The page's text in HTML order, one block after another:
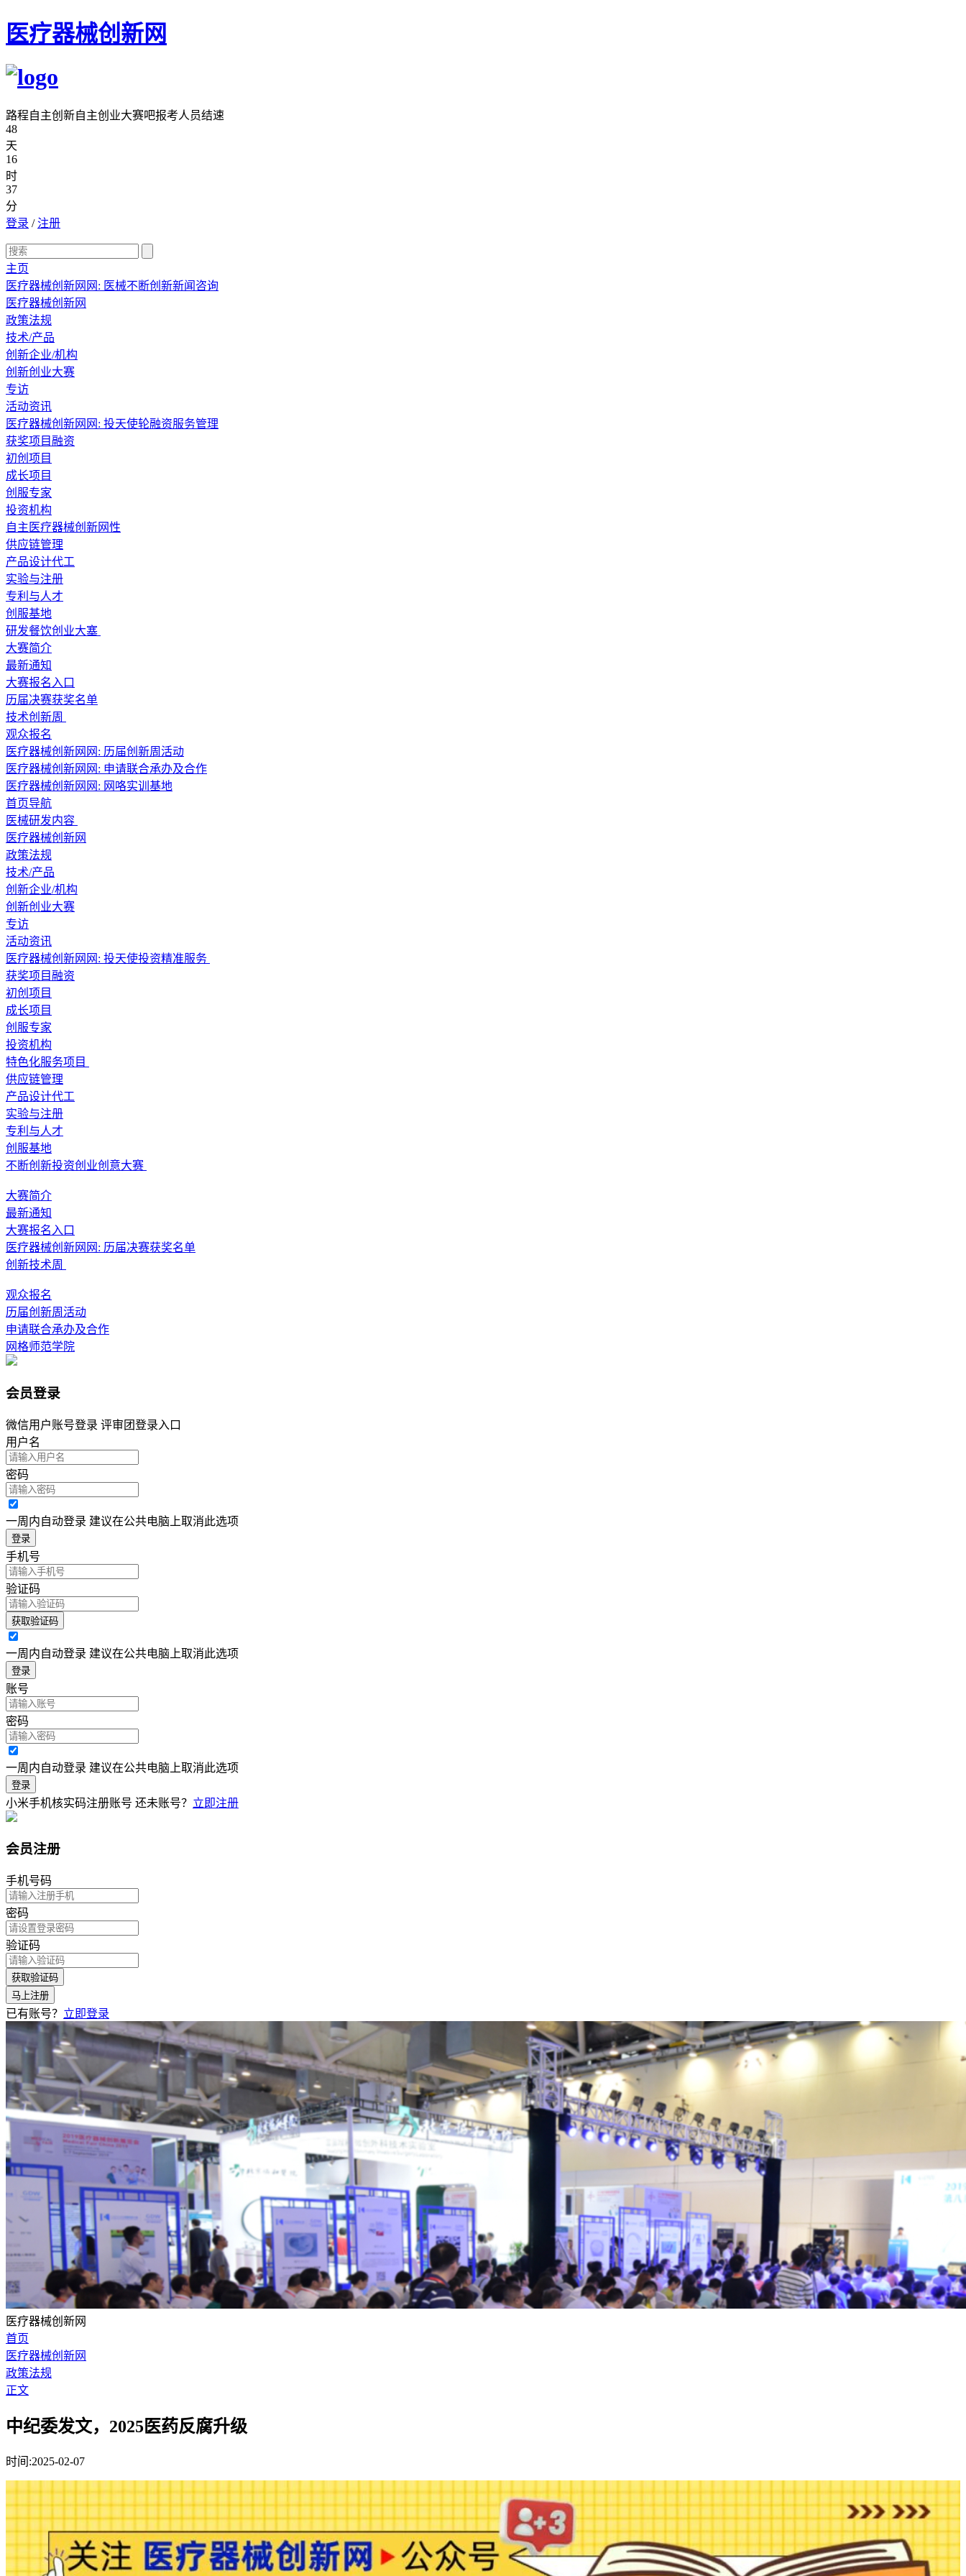
医疗器械创新网
路程自主创新自主创业大赛吧报考人员结速
48
天
16
时
37
分
登录 /注册
主页
医疗器械创新网网: 医械不断创新新闻咨询
医疗器械创新网
政策法规
技术/产品
创新企业/机构
创新创业大赛
专访
活动资讯
医疗器械创新网网: 投天使轮融资服务管理
获奖项目融资
初创项目
成长项目
创服专家
投资机构
自主医疗器械创新网性
供应链管理
产品设计代工
实验与注册
专利与人才
创服基地
研发餐饮创业大塞
大赛简介
最新通知
大赛报名入口
历届决赛获奖名单
技术创新周
观众报名
医疗器械创新网网: 历届创新周活动
医疗器械创新网网: 申请联合承办及合作
医疗器械创新网网: 网咯实训基地
首页导航
医械研发内容
医疗器械创新网
政策法规
技术/产品
创新企业/机构
创新创业大赛
专访
活动资讯
医疗器械创新网网: 投天使投资精准服务
获奖项目融资
初创项目
成长项目
创服专家
投资机构
特色化服务项目
供应链管理
产品设计代工
实验与注册
专利与人才
创服基地
不断创新投资创业创意大赛
大赛简介
最新通知
大赛报名入口
医疗器械创新网网: 历届决赛获奖名单
创新技术周
观众报名
历届创新周活动
申请联合承办及合作
网格师范学院
会员登录
微信用户账号登录 评审团登录入口
用户名
密码
一周内自动登录 建议在公共电脑上取消此选项
登录
手机号
验证码
获取验证码
一周内自动登录 建议在公共电脑上取消此选项
登录
账号
密码
一周内自动登录 建议在公共电脑上取消此选项
登录
小米手机核实码注册账号 还未账号？ 立即注册
会员注册
手机号码
密码
验证码
获取验证码
马上注册
已有账号？ 立即登录
医疗器械创新网
首页
医疗器械创新网
政策法规
正文
中纪委发文，2025医药反腐升级
时间:2025-02-07